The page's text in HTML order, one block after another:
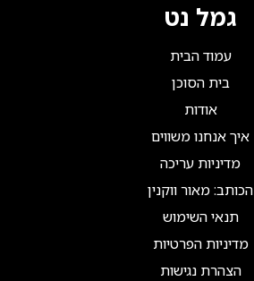
גמל נט
עמוד הבית
בית הסוכן
אודות
איך אנחנו משווים
מדיניות עריכה
הכותב: מאור ווקנין
תנאי השימוש
מדיניות הפרטיות
הצהרת נגישות